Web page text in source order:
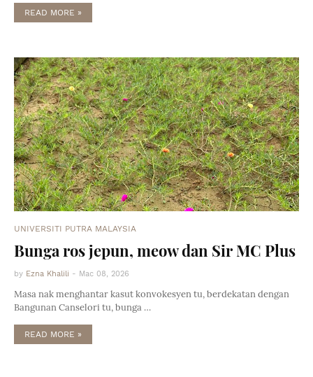
READ MORE »
UNIVERSITI PUTRA MALAYSIA
Bunga ros jepun, meow dan Sir MC Plus
by Ezna Khalili - Mac 08, 2026
Masa nak menghantar kasut konvokesyen tu, berdekatan dengan
Bangunan Canselori tu, bunga …
READ MORE »